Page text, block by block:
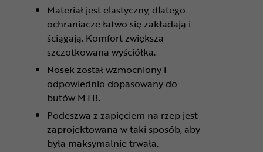
Materiał jest elastyczny, dlatego
ochraniacze łatwo się zakładają i
ściągają. Komfort zwiększa
szczotkowana wyściółka.
Nosek został wzmocniony i
odpowiednio dopasowany do
butów MTB.
Podeszwa z zapięciem na rzep jest
zaprojektowana w taki sposób, aby
była maksymalnie trwała.